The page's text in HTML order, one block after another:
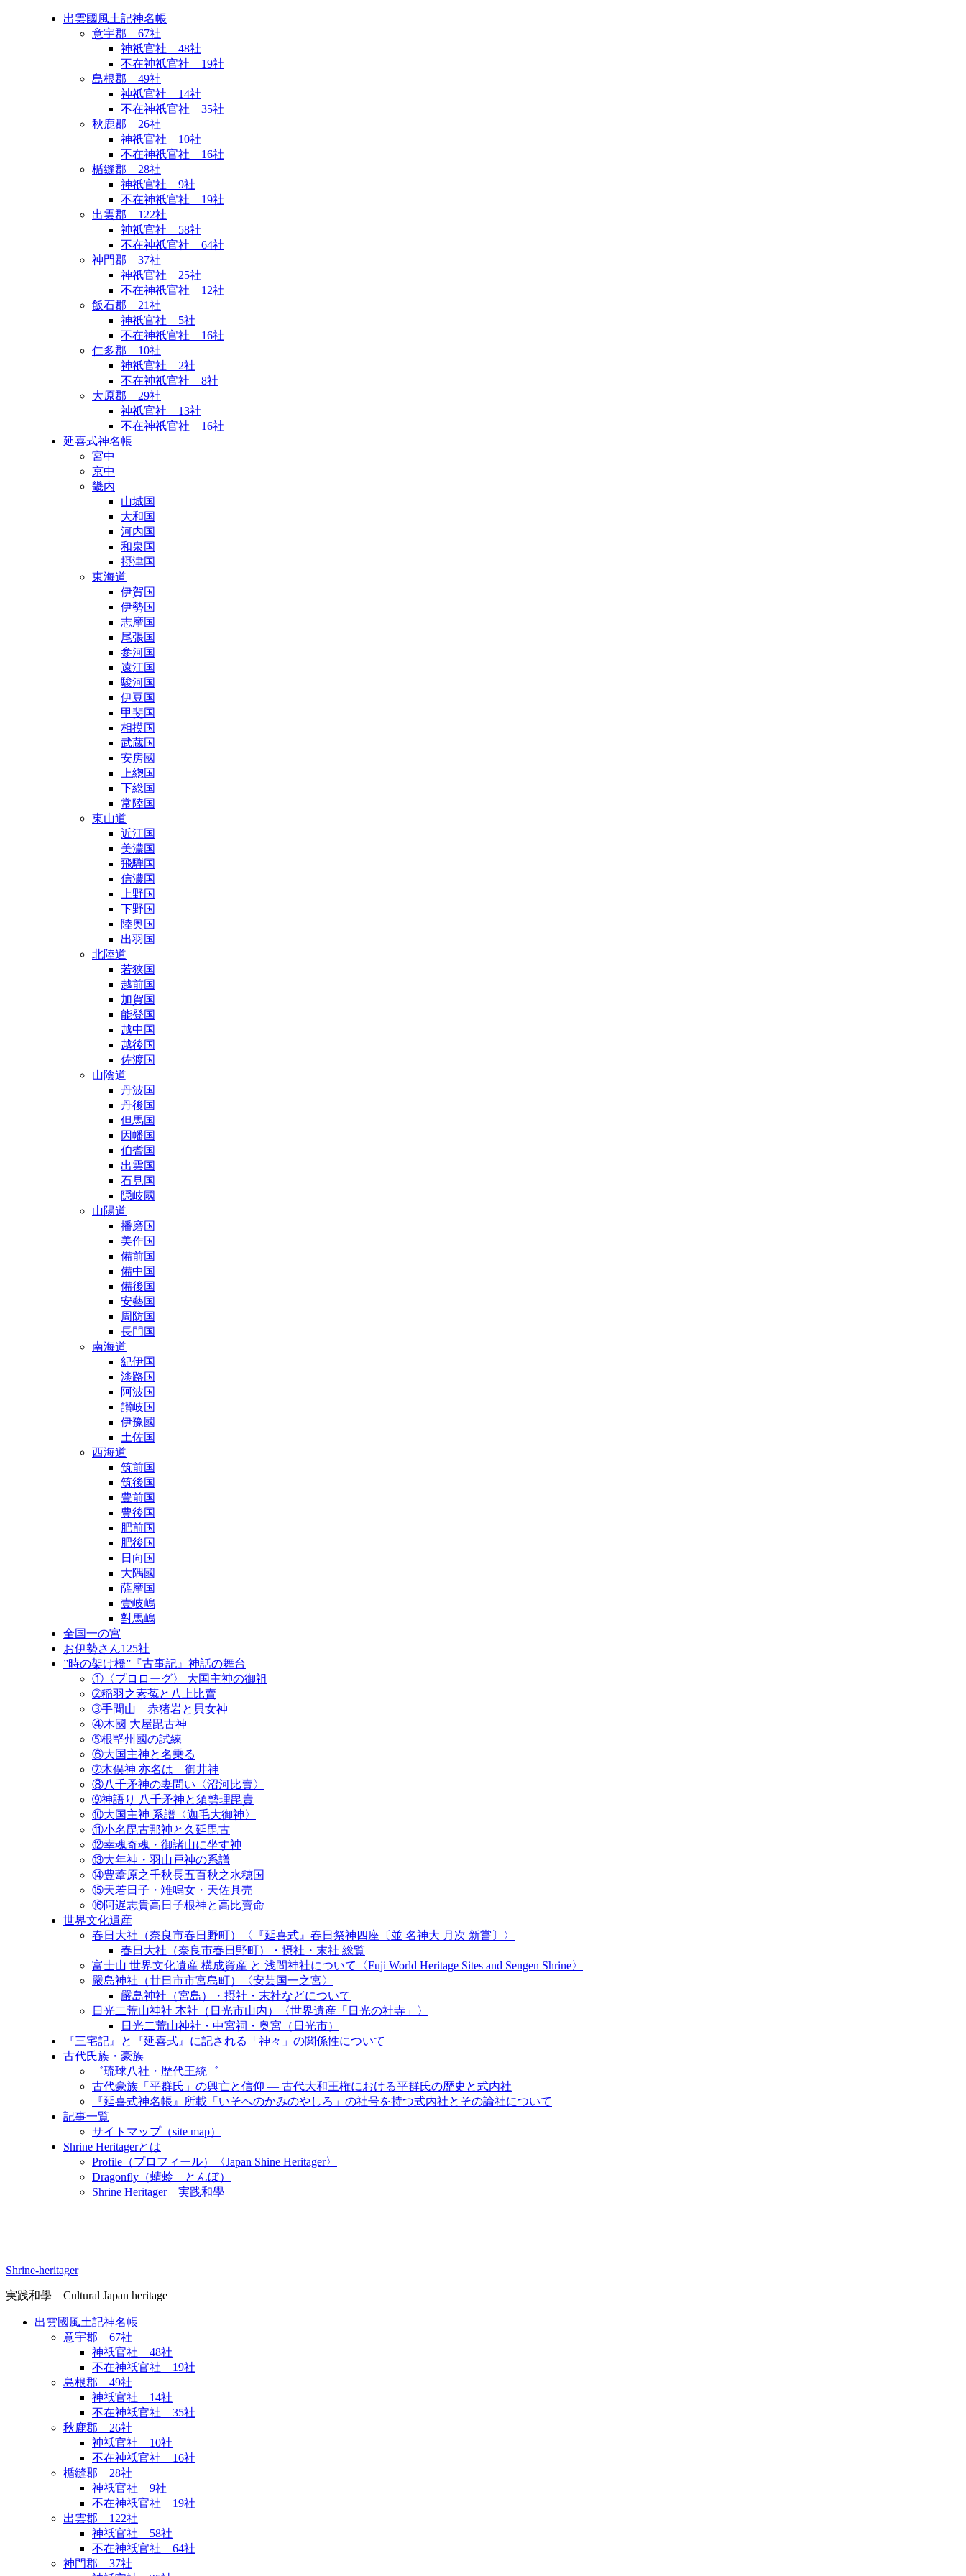
出雲國風土記神名帳
意宇郡 67社
神祇官社 48社
不在神祇官社 19社
島根郡 49社
神祇官社 14社
不在神祇官社 35社
秋鹿郡 26社
神祇官社 10社
不在神祇官社 16社
楯縫郡 28社
神祇官社 9社
不在神祇官社 19社
出雲郡 122社
神祇官社 58社
不在神祇官社 64社
神門郡 37社
神祇官社 25社
不在神祇官社 12社
飯石郡 21社
神祇官社 5社
不在神祇官社 16社
仁多郡 10社
神祇官社 2社
不在神祇官社 8社
大原郡 29社
神祇官社 13社
不在神祇官社 16社
延喜式神名帳
宮中
京中
畿内
山城国
大和国
河内国
和泉国
摂津国
東海道
伊賀国
伊勢国
志摩国
尾張国
参河国
遠江国
駿河国
伊豆国
甲斐国
相摸国
武蔵国
安房國
上緫国
下総国
常陸国
東山道
近江国
美濃国
飛騨国
信濃国
上野国
下野国
陸奥国
出羽国
北陸道
若狭国
越前国
加賀国
能登国
越中国
越後国
佐渡国
山陰道
丹波国
丹後国
但馬国
因幡国
伯耆国
出雲国
石見国
隠岐國
山陽道
播磨国
美作国
備前国
備中国
備後国
安藝国
周防国
長門国
南海道
紀伊国
淡路国
阿波国
讃岐国
伊豫國
土佐国
西海道
筑前国
筑後国
豊前国
豊後国
肥前国
肥後国
日向国
大隅國
薩摩国
壹岐嶋
對馬嶋
全国一の宮
お伊勢さん125社
”時の架け橋”『古事記』神話の舞台
①〈プロローグ〉 大国主神の御祖
➁稲羽之素菟と八上比賣
➂手間山 赤猪岩と貝女神
④木國 大屋毘古神
➄根堅州國の試練
⑥大国主神と名乗る
➆木俣神 亦名は 御井神
⑧八千矛神の妻問い〈沼河比賣〉
➈神語り 八千矛神と須勢理毘賣
⑩大国主神 系譜〈迦毛大御神〉
⑪小名毘古那神と久延毘古
⑫幸魂奇魂・御諸山に坐す神
⑬大年神・羽山戸神の系譜
⑭豊葦原之千秋長五百秋之水穂国
⑮天若日子・雉鳴女・天佐具売
⑯阿遅志貴高日子根神と高比賣命
世界文化遺産
春日大社（奈良市春日野町）〈『延喜式』春日祭神四座〔並 名神大 月次 新嘗〕〉
春日大社（奈良市春日野町）・摂社・末社 総覧
富士山 世界文化遺産 構成資産 と 浅間神社について〈Fuji World Heritage Sites and Sengen Shrine〉
嚴島神社（廿日市市宮島町）〈安芸国一之宮〉
嚴島神社（宮島）・摂社・末社などについて
日光二荒山神社 本社（日光市山内）〈世界遺産「日光の社寺」〉
日光二荒山神社・中宮祠・奥宮（日光市）
『三宅記』と『延喜式』に記される「神々」の関係性について
古代氏族・豪族
゛琉球八社・歴代王統゛
古代豪族「平群氏」の興亡と信仰 ― 古代大和王権における平群氏の歴史と式内社
『延喜式神名帳』所載「いそへのかみのやしろ」の社号を持つ式内社とその論社について
記事一覧
サイトマップ（site map）
Shrine Heritagerとは
Profile（プロフィール）〈Japan Shine Heritager​〉
Dragonfly（蜻蛉 とんぼ）
Shrine Heritager 実践和學
Shrine-heritager
実践和學 Cultural Japan heritage
出雲國風土記神名帳
意宇郡 67社
神祇官社 48社
不在神祇官社 19社
島根郡 49社
神祇官社 14社
不在神祇官社 35社
秋鹿郡 26社
神祇官社 10社
不在神祇官社 16社
楯縫郡 28社
神祇官社 9社
不在神祇官社 19社
出雲郡 122社
神祇官社 58社
不在神祇官社 64社
神門郡 37社